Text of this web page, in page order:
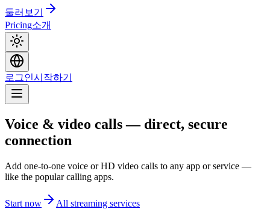
둘러보기
Pricing소개
로그인시작하기
Voice & video calls — direct, secure
connection
Add one-to-one voice or HD video calls to any app or service —
like the popular calling apps.
Start now All streaming services